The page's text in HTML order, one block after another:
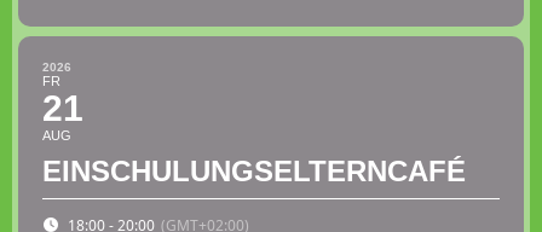
2026
FR
21
AUG
EINSCHULUNGSELTERNCAFÉ
18:00 - 20:00 (GMT+02:00)